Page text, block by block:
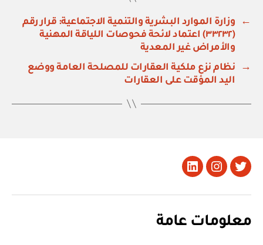
←
وزارة الموارد البشرية والتنمية الاجتماعية: قرار رقم
(٣٣٢٣٢) اعتماد لائحة فحوصات اللياقة المهنية
والأمراض غير المعدية
→
نظام نزع ملكية العقارات للمصلحة العامة ووضع
اليد المؤقت على العقارات
تويتر Instagram
LinkedIn
معلومات عامة